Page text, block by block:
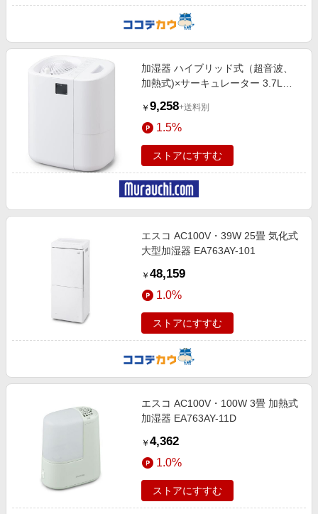
加湿器 ハイブリッド式（超音波、
加熱式)×サーキュレーター 3.7L
￥ 9,258+送料別
1.5%
ストアにすすむ
エスコ AC100V・39W 25畳 気化式
大型加湿器 EA763AY-101
￥ 48,159
1.0%
ストアにすすむ
エスコ AC100V・100W 3畳 加熱式
加湿器 EA763AY-11D
￥ 4,362
1.0%
ストアにすすむ